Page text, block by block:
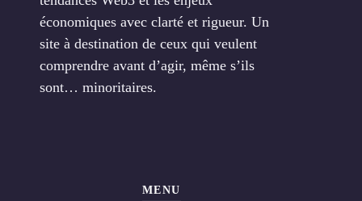
économiques avec clarté et rigueur. Un
site à destination de ceux qui veulent
comprendre avant d’agir, même s’ils
sont… minoritaires.
MENU